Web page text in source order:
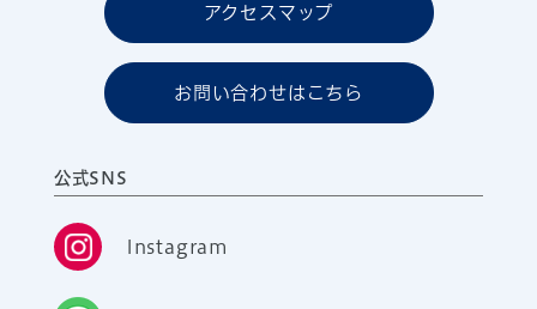
アクセスマップ
お問い合わせはこちら
公式SNS
Instagram